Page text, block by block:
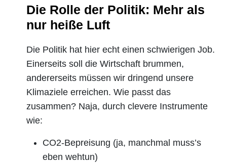
Die Rolle der Politik: Mehr als
nur heiße Luft
Die Politik hat hier echt einen schwierigen Job.
Einerseits soll die Wirtschaft brummen,
andererseits müssen wir dringend unsere
Klimaziele erreichen. Wie passt das
zusammen? Naja, durch clevere Instrumente
wie:
CO2-Bepreisung (ja, manchmal muss’s
eben wehtun)